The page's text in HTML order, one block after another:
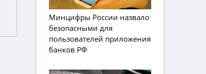
Минцифры России назвало
безопасными для
пользователей приложения
банков РФ